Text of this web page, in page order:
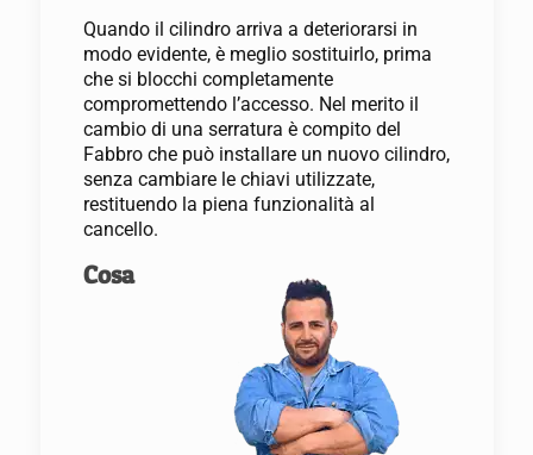
Quando il cilindro arriva a deteriorarsi in
modo evidente, è meglio sostituirlo, prima
che si blocchi completamente
compromettendo l’accesso. Nel merito il
cambio di una serratura è compito del
Fabbro che può installare un nuovo cilindro,
senza cambiare le chiavi utilizzate,
restituendo la piena funzionalità al
cancello.
Cosa